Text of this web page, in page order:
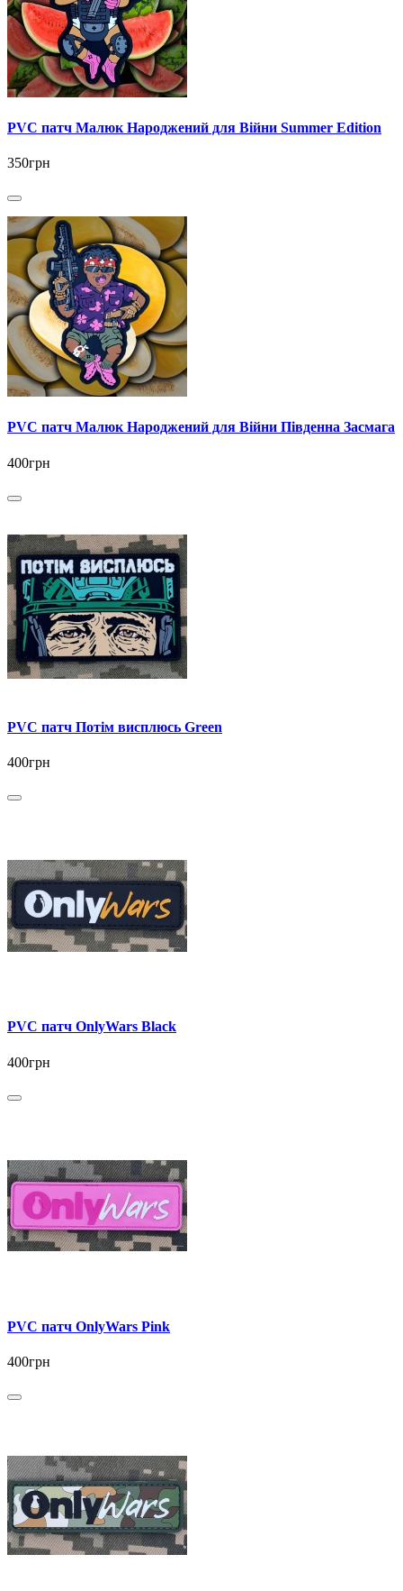
PVC патч Малюк Народжений для Війни Summer Edition
350грн
PVC патч Малюк Народжений для Війни Південна Засмага
400грн
PVC патч Потім висплюсь Green
400грн
PVC патч OnlyWars Black
400грн
PVC патч OnlyWars Pink
400грн